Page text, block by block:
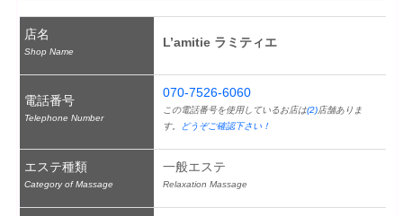
店名
Shop Name
L’amitie ラミティエ
電話番号
Telephone Number
070-7526-6060
この電話番号を使用しているお店は(2)店舗ありま
す。
どうぞご確認下さい！
エステ種類
Category of Massage
一般エステ
Relaxation Massage